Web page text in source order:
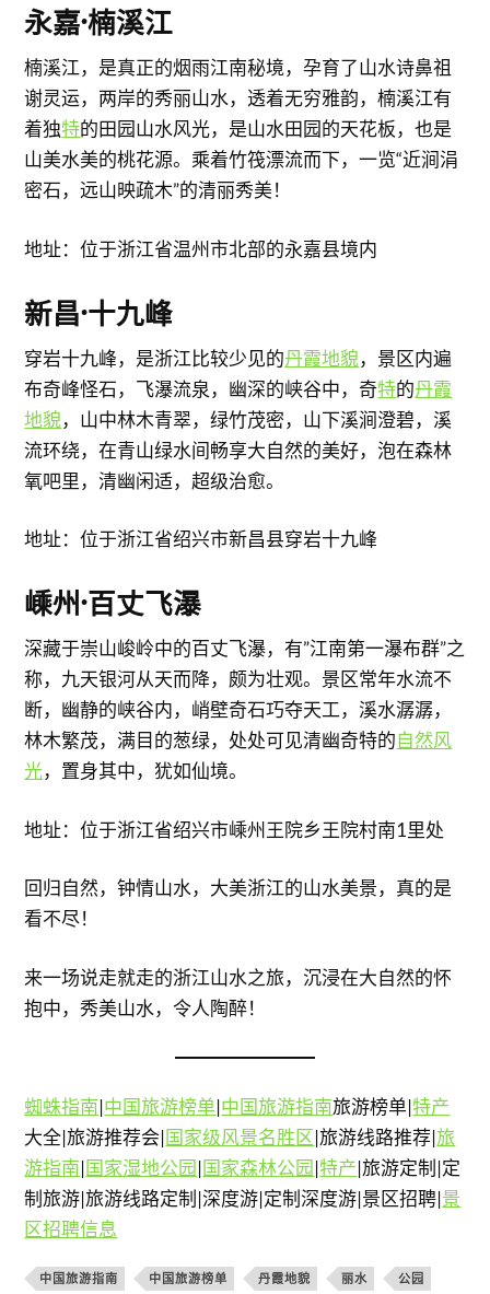
永嘉·楠溪江
楠溪江，是真正的烟雨江南秘境，孕育了山水诗鼻祖
谢灵运，两岸的秀丽山水，透着无穷雅韵，楠溪江有
着独特的田园山水风光，是山水田园的天花板，也是
山美水美的桃花源。乘着竹筏漂流而下，一览“近涧涓
密石，远山映疏木”的清丽秀美！
地址：位于浙江省温州市北部的永嘉县境内
新昌·十九峰
穿岩十九峰，是浙江比较少见的丹霞地貌，景区内遍
布奇峰怪石，飞瀑流泉，幽深的峡谷中，奇特的丹霞
地貌，山中林木青翠，绿竹茂密，山下溪涧澄碧，溪
流环绕，在青山绿水间畅享大自然的美好，泡在森林
氧吧里，清幽闲适，超级治愈。
地址：位于浙江省绍兴市新昌县穿岩十九峰
嵊州·百丈飞瀑
深藏于崇山峻岭中的百丈飞瀑，有”江南第一瀑布群”之
称，九天银河从天而降，颇为壮观。景区常年水流不
断，幽静的峡谷内，峭壁奇石巧夺天工，溪水潺潺，
林木繁茂，满目的葱绿，处处可见清幽奇特的自然风
光，置身其中，犹如仙境。
地址：位于浙江省绍兴市嵊州王院乡王院村南1里处
回归自然，钟情山水，大美浙江的山水美景，真的是
看不尽！
来一场说走就走的浙江山水之旅，沉浸在大自然的怀
抱中，秀美山水，令人陶醉！
蜘蛛指南|中国旅游榜单|中国旅游指南旅游榜单|特产
大全|旅游推荐会|国家级风景名胜区|旅游线路推荐|旅
游指南|国家湿地公园|国家森林公园|特产|旅游定制|定
制旅游|旅游线路定制|深度游|定制深度游|景区招聘|景
区招聘信息
中国旅游指南 中国旅游榜单 丹霞地貌 丽水 公园